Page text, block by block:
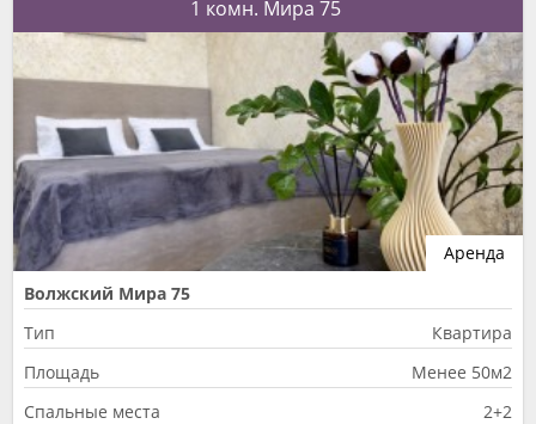
1 комн. Мира 75
Аренда
Волжский Мира 75
Тип
Квартира
Площадь
Менее 50м2
Спальные места
2+2